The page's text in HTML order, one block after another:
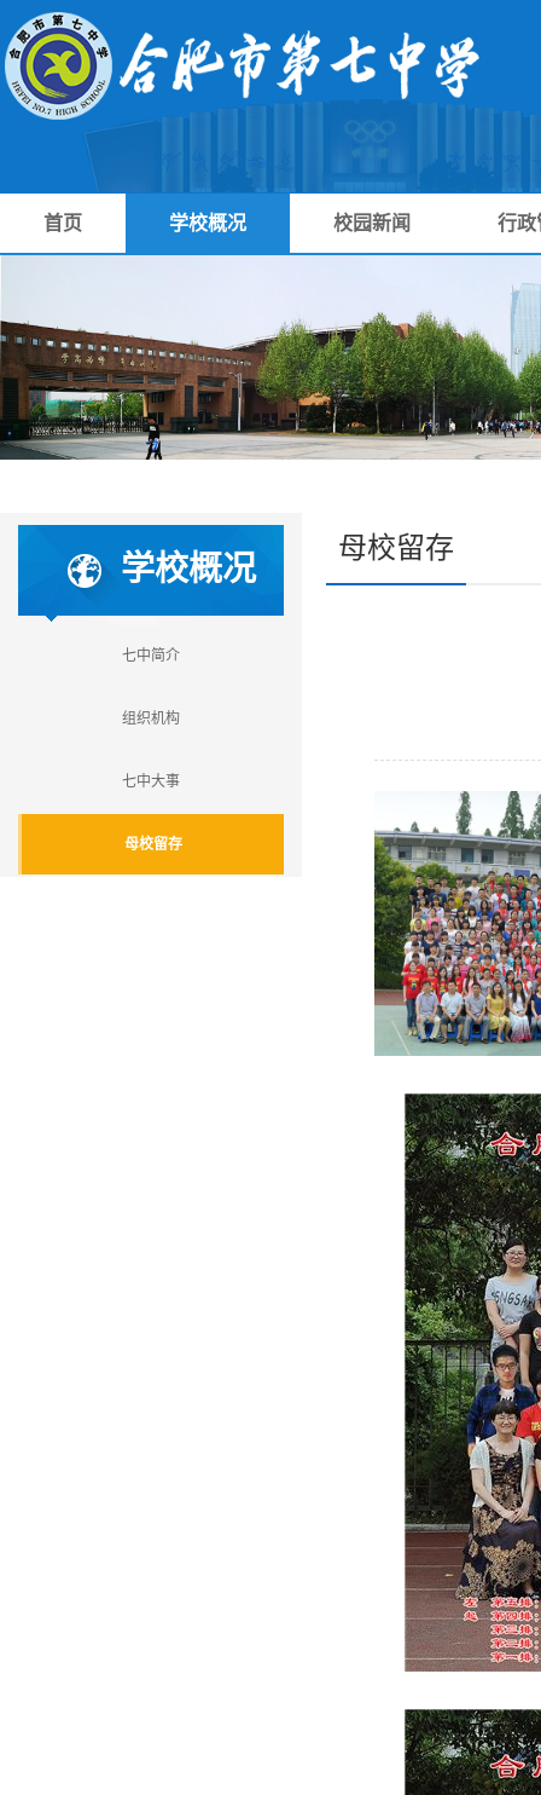
首页 学校概况 校园新闻 行政
学校概况
七中简介
组织机构
七中大事
母校留存
母校留存